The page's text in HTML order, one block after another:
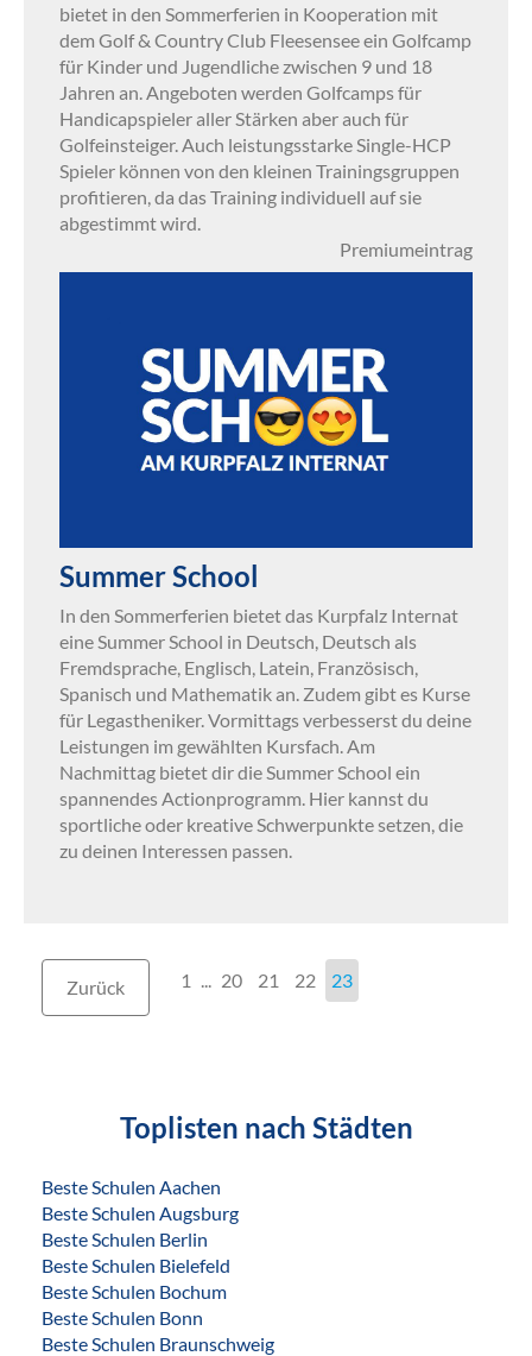
bietet in den Sommerferien in Kooperation mit
dem Golf & Country Club Fleesensee ein Golfcamp
für Kinder und Jugendliche zwischen 9 und 18
Jahren an. Angeboten werden Golfcamps für
Handicapspieler aller Stärken aber auch für
Golfeinsteiger. Auch leistungsstarke Single-HCP
Spieler können von den kleinen Trainingsgruppen
profitieren, da das Training individuell auf sie
abgestimmt wird.
Premiumeintrag
Summer School
In den Sommerferien bietet das Kurpfalz Internat
eine Summer School in Deutsch, Deutsch als
Fremdsprache, Englisch, Latein, Französisch,
Spanisch und Mathematik an. Zudem gibt es Kurse
für Legastheniker. Vormittags verbesserst du deine
Leistungen im gewählten Kursfach. Am
Nachmittag bietet dir die Summer School ein
spannendes Actionprogramm. Hier kannst du
sportliche oder kreative Schwerpunkte setzen, die
zu deinen Interessen passen.
Zurück 1 20 21 22 23
Toplisten nach Städten
Beste Schulen Aachen
Beste Schulen Augsburg
Beste Schulen Berlin
Beste Schulen Bielefeld
Beste Schulen Bochum
Beste Schulen Bonn
Beste Schulen Braunschweig